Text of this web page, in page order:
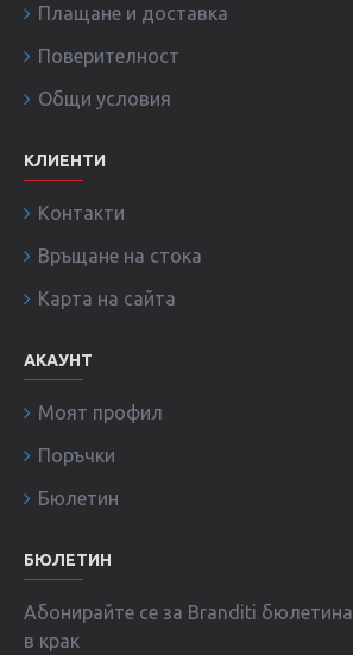
Плащане и доставка
Поверителност
Общи условия
КЛИЕНТИ
Контакти
Връщане на стока
Карта на сайта
АКАУНТ
Моят профил
Поръчки
Бюлетин
БЮЛЕТИН
Абонирайте се за Branditi бюлетина
в крак